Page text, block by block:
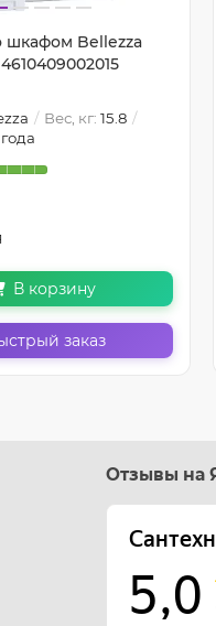
шкафом Bellezza
Вес, кг: 15.8
В корзину
заказ
Отзывы на